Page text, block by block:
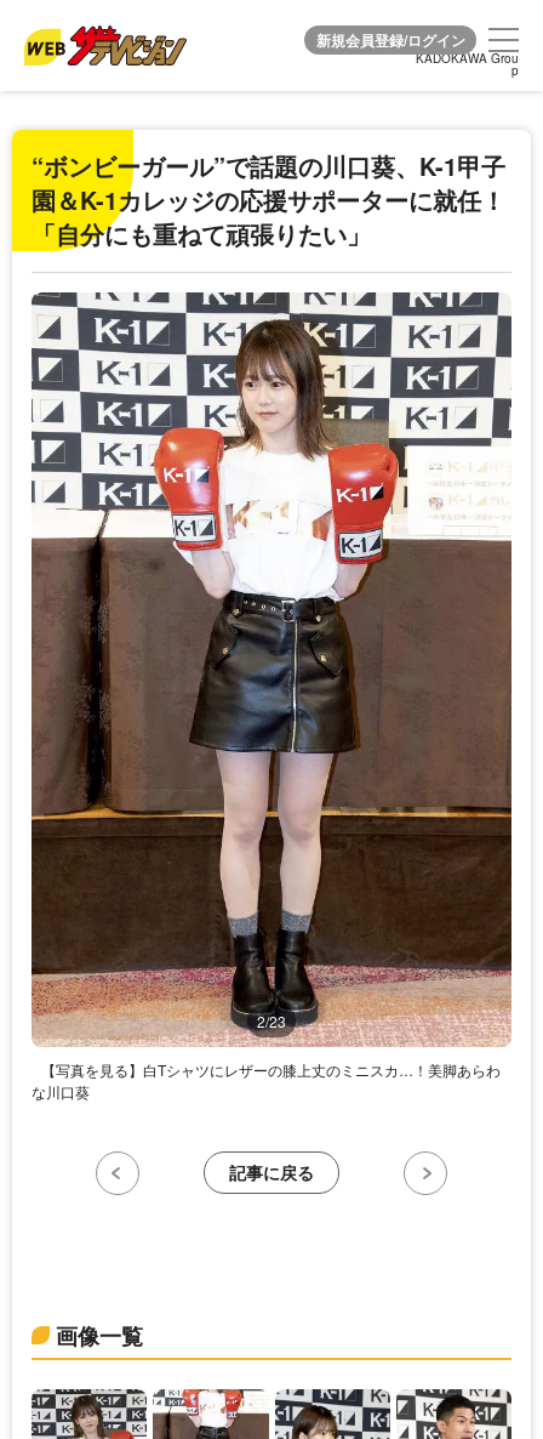
KADOKAWA Grou
p
KADOKAWA Grou
p
“ボンビーガール”で話題の川口葵、K-1甲子
園＆K-1カレッジの応援サポーターに就任！
「自分にも重ねて頑張りたい」
2/23
【写真を見る】白Tシャツにレザーの膝上丈のミニスカ…！美脚あらわ
な川口葵
記事に戻る
画像一覧